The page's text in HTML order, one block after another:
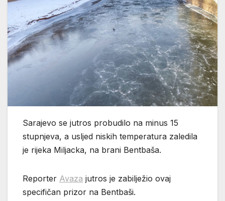
Sarajevo se jutros probudilo na minus 15
stupnjeva, a usljed niskih temperatura zaledila
je rijeka Miljacka, na brani Bentbaša.
Reporter Avaza jutros je zabilježio ovaj
specifičan prizor na Bentbaši.